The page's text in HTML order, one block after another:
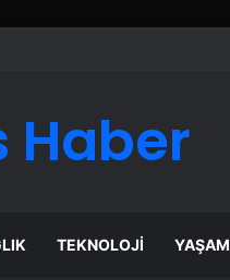
Haber
TEKNOLOJI YAŞAM